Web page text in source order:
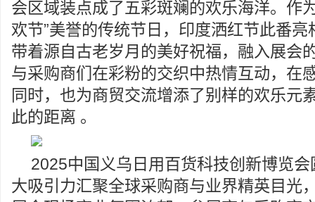
会区域装点成了五彩斑斓的欢乐海洋。作
欢节”美誉的传统节日，印度洒红节此番
带着源自古老岁月的美好祝福，融入展会
与采购商们在彩粉的交织中热情互动，在
同时，也为商贸交流增添了别样的欢乐元
此的距离 。
2025中国义乌日用百货科技创新博览
大吸引力汇聚全球采购商与业界精英目光